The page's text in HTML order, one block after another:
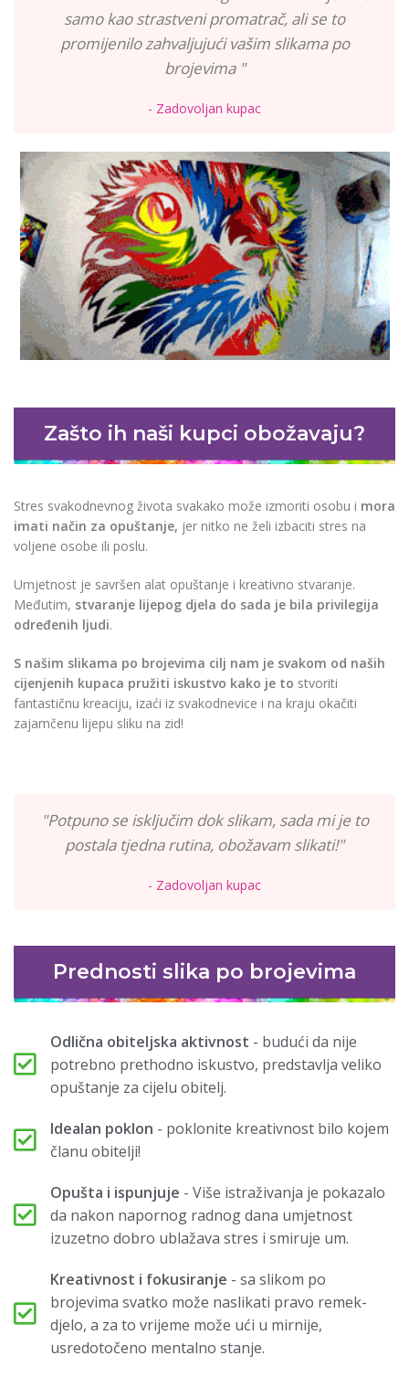
samo kao strastveni promatrač, ali se to
promijenilo zahvaljujući vašim slikama po
brojevima "
- Zadovoljan kupac
Zašto ih naši kupci obožavaju?
Stres svakodnevnog života svakako može izmoriti osobu i mora
imati način za opuštanje, jer nitko ne želi izbaciti stres na
voljene osobe ili poslu.
Umjetnost je savršen alat opuštanje i kreativno stvaranje.
Međutim, stvaranje lijepog djela do sada je bila privilegija
određenih ljudi.
S našim slikama po brojevima cilj nam je svakom od naših
cijenjenih kupaca pružiti iskustvo kako je to stvoriti
fantastičnu kreaciju, izaći iz svakodnevice i na kraju okačiti
zajamčenu lijepu sliku na zid!
"Potpuno se isključim dok slikam, sada mi je to
postala tjedna rutina, obožavam slikati!"
- Zadovoljan kupac
Prednosti slika po brojevima
Odlična obiteljska aktivnost - budući da nije
potrebno prethodno iskustvo, predstavlja veliko
opuštanje za cijelu obitelj.
Idealan poklon - poklonite kreativnost bilo kojem
članu obitelji!
Opušta i ispunjuje - Više istraživanja je pokazalo
da nakon napornog radnog dana umjetnost
izuzetno dobro ublažava stres i smiruje um.
Kreativnost i fokusiranje - sa slikom po
brojevima svatko može naslikati pravo remek-
djelo, a za to vrijeme može ući u mirnije,
usredotočeno mentalno stanje.